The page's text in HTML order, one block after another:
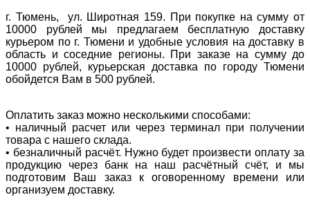
г. Тюмень, ул. Широтная 159. При покупке на сумму от
10000 рублей мы предлагаем бесплатную доставку
курьером по г. Тюмени и удобные условия на доставку в
область и соседние регионы. При заказе на сумму до
10000 рублей, курьерская доставка по городу Тюмени
обойдется Вам в 500 рублей.
Оплатить заказ можно несколькими способами:
• наличный расчет или через терминал при получении
товара с нашего склада.
• безналичный расчёт. Нужно будет произвести оплату за
продукцию через банк на наш расчётный счёт, и мы
подготовим Ваш заказ к оговоренному времени или
организуем доставку.